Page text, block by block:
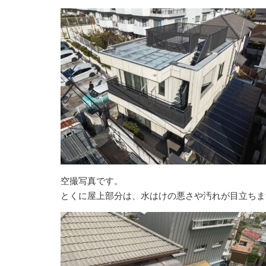
空撮写真です。
とくに屋上部分は、水はけの悪さや汚れが目立ち